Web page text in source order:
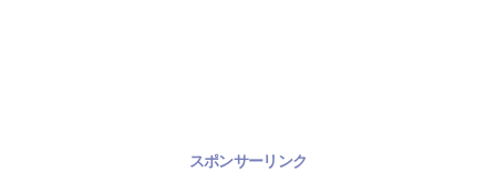
スポンサーリンク